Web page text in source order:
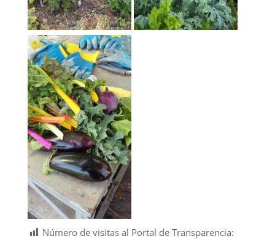
Número de visitas al Portal de Transparencia: